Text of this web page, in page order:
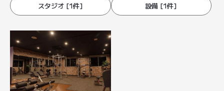
スタジオ [1件] 設備 [1件]